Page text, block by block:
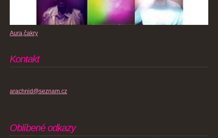
Aura,čakry
Kontakt
arachnid@seznam.cz
Oblíbené odkazy